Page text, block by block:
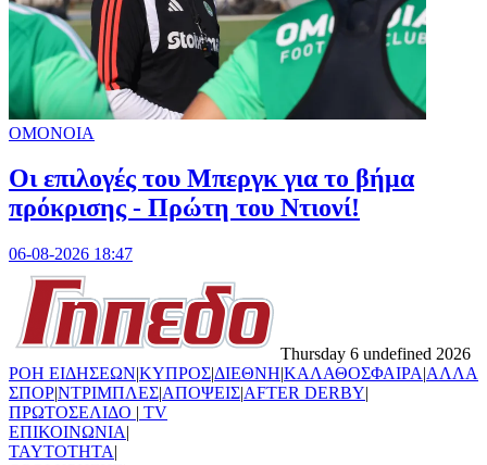
ΟΜΟΝΟΙΑ
Οι επιλογές του Μπεργκ για το βήμα
πρόκρισης - Πρώτη του Ντιονί!
06-08-2026 18:47
Thursday 6 undefined 2026
ΡΟΗ ΕΙΔΗΣΕΩΝ|ΚΥΠΡΟΣ|ΔΙΕΘΝΗ|ΚΑΛΑΘΟΣΦΑΙΡΑ|ΑΛΛΑ
ΣΠΟΡ|ΝΤΡΙΜΠΛΕΣ|ΑΠΟΨΕΙΣ|AFTER DERBY|
ΠΡΩΤΟΣΕΛΙΔΟ | TV
ΕΠΙΚΟΙΝΩΝΙΑ|
TAYTOTHTA|